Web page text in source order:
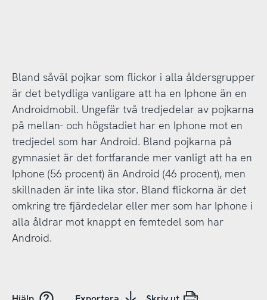
Bland såväl pojkar som flickor i alla åldersgrupper
är det betydliga vanligare att ha en Iphone än en
Androidmobil. Ungefär två tredjedelar av pojkarna
på mellan- och högstadiet har en Iphone mot en
tredjedel som har Android. Bland pojkarna på
gymnasiet är det fortfarande mer vanligt att ha en
Iphone (56 procent) än Android (46 procent), men
skillnaden är inte lika stor. Bland flickorna är det
omkring tre fjärdedelar eller mer som har Iphone i
alla åldrar mot knappt en femtedel som har
Android.